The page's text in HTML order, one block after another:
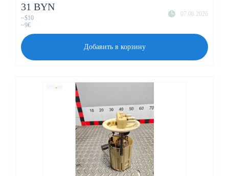
07.08.2026
31 BYN
~$10
~9€
Добавить в корзину